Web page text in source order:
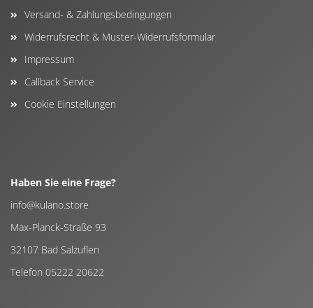
Versand- & Zahlungsbedingungen
Widerrufsrecht & Muster-Widerrufsformular
Impressum
Callback Service
Cookie Einstellungen
Haben Sie eine Frage?
info@kulano.store
Max-Planck-Straße 93
32107 Bad Salzuflen
Telefon 05222 20622